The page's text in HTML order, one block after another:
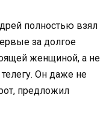
полностью взял
за долгое
женщиной, а не
Он даже не
предложил